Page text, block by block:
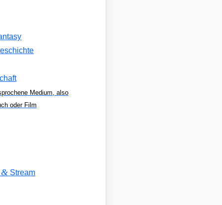
Medium, also
oder Film
& Stream